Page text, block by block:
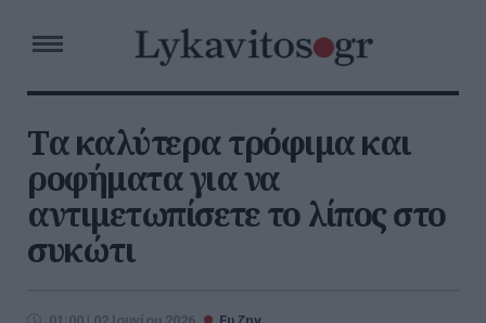
Τα καλύτερα τρόφιμα και
ροφήματα για να
αντιμετωπίσετε το λίπος στο
συκώτι